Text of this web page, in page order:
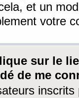
et un
votre
sur le
de me